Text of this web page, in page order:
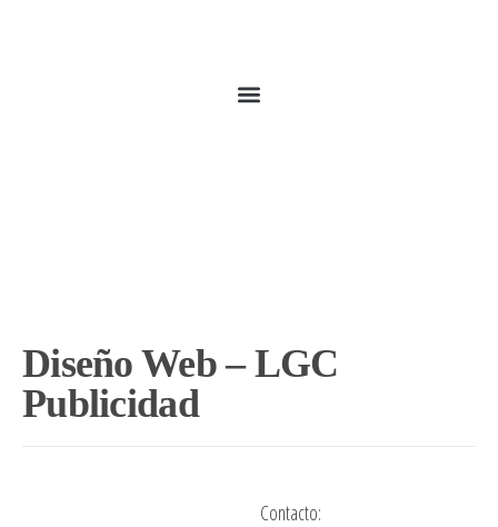
Diseño Web – LGC
Publicidad
Contacto: